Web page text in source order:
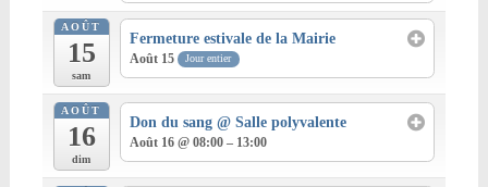
AOÛT
15
sam
Fermeture estivale de la Mairie
Août 15 Jour entier
AOÛT
16
dim
Don du sang@ Salle polyvalente
Août 16 @ 08:00 – 13:00